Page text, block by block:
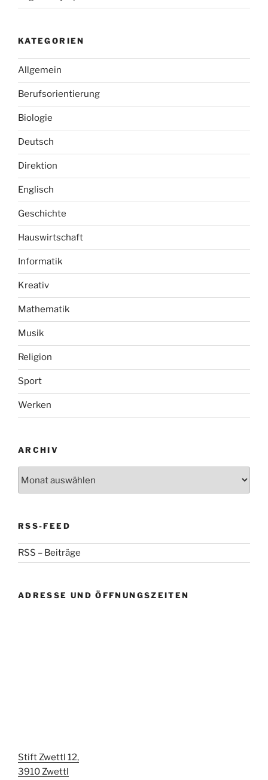
KATEGORIEN
Allgemein
Berufsorientierung
Biologie
Deutsch
Direktion
Englisch
Geschichte
Hauswirtschaft
Informatik
Kreativ
Mathematik
Musik
Religion
Sport
Werken
ARCHIV
RSS-FEED
RSS – Beiträge
ADRESSE UND ÖFFNUNGSZEITEN
Stift Zwettl 12,
3910 Zwettl